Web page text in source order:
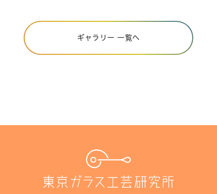
ギャラリー 一覧へ